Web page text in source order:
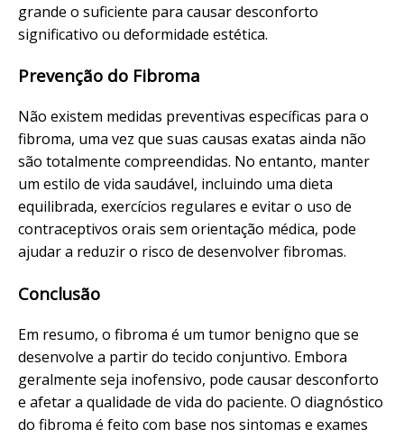
grande o suficiente para causar desconforto
significativo ou deformidade estética.
Prevenção do Fibroma
Não existem medidas preventivas específicas para o
fibroma, uma vez que suas causas exatas ainda não
são totalmente compreendidas. No entanto, manter
um estilo de vida saudável, incluindo uma dieta
equilibrada, exercícios regulares e evitar o uso de
contraceptivos orais sem orientação médica, pode
ajudar a reduzir o risco de desenvolver fibromas.
Conclusão
Em resumo, o fibroma é um tumor benigno que se
desenvolve a partir do tecido conjuntivo. Embora
geralmente seja inofensivo, pode causar desconforto
e afetar a qualidade de vida do paciente. O diagnóstico
do fibroma é feito com base nos sintomas e exames